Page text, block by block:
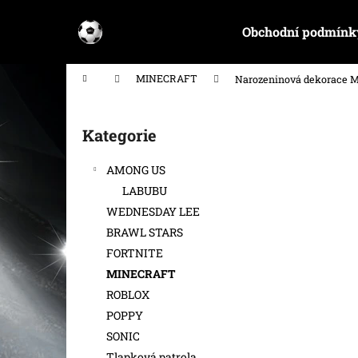
Obchodní
Domů MINECRAFT Narozeninová dekorace
n
n
í
p
a
n
Přeskočit
kategorie
Kategorie
AMONG US
LABUBU
WEDNESDAY LEE
BRAWL STARS
FORTNITE
MINECRAFT
ROBLOX
POPPY
SONIC
Zpět
Zpět